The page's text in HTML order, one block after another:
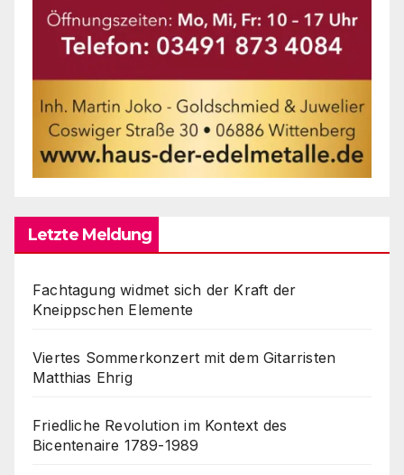
Letzte Meldung
Fachtagung widmet sich der Kraft der
Kneippschen Elemente
Viertes Sommerkonzert mit dem Gitarristen
Matthias Ehrig
Friedliche Revolution im Kontext des
Bicentenaire 1789-1989